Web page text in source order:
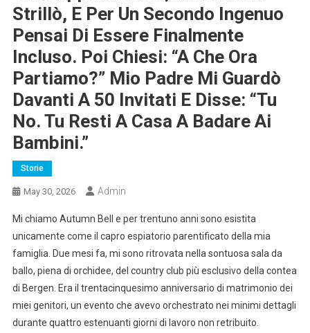
Strillò, E Per Un Secondo Ingenuo
Pensai Di Essere Finalmente
Incluso. Poi Chiesi: “A Che Ora
Partiamo?” Mio Padre Mi Guardò
Davanti A 50 Invitati E Disse: “Tu
No. Tu Resti A Casa A Badare Ai
Bambini.”
Storie
May 30, 2026 Admin
Mi chiamo Autumn Bell e per trentuno anni sono esistita
unicamente come il capro espiatorio parentificato della mia
famiglia. Due mesi fa, mi sono ritrovata nella sontuosa sala da
ballo, piena di orchidee, del country club più esclusivo della contea
di Bergen. Era il trentacinquesimo anniversario di matrimonio dei
miei genitori, un evento che avevo orchestrato nei minimi dettagli
durante quattro estenuanti giorni di lavoro non retribuito.